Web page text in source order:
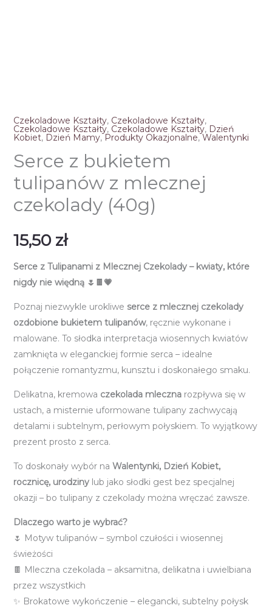
Czekoladowe Kształty, Czekoladowe Kształty,
Czekoladowe Kształty, Czekoladowe Kształty, Dzień
Kobiet, Dzień Mamy,Produkty Okazjonalne,Walentynki
Serce z bukietem
tulipanów z mlecznej
czekolady (40g)
15,50 zł
Serce z Tulipanami z Mlecznej Czekolady – kwiaty, które
nigdy nie więdną 🌷🍫💗
Poznaj niezwykle urokliwe serce z mlecznej czekolady
ozdobione bukietem tulipanów, ręcznie wykonane i
malowane. To słodka interpretacja wiosennych kwiatów
zamknięta w eleganckiej formie serca – idealne
połączenie romantyzmu, kunsztu i doskonałego smaku.
Delikatna, kremowa czekolada mlecznarozpływa się w
ustach, a misternie uformowane tulipany zachwycają
detalami i subtelnym, perłowym połyskiem. To wyjątkowy
prezent prosto z serca.
To doskonały wybór na Walentynki, Dzień Kobiet,
rocznicę, urodzinylub jako słodki gest bez specjalnej
okazji – bo tulipany z czekolady można wręczać zawsze.
Dlaczego warto je wybrać?
🌷 Motyw tulipanów – symbol czułości i wiosennej
świeżości
🍫 Mleczna czekolada – aksamitna, delikatna i uwielbiana
przez wszystkich
✨ Brokatowe wykończenie – elegancki, subtelny połysk